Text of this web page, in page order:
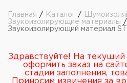
Главная / Каталог /
Звукоизолирующие материалы /
Звукоизолирующий материал
Здравствуйте! На
оформить заказ на
стадии заполнения,
Приносим извинения за